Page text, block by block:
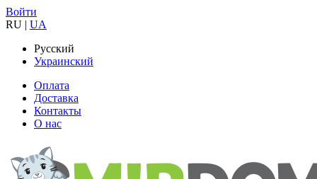
Войти
RU | UA
Русский
Украинский
Оплата
Доставка
Контакты
О нас